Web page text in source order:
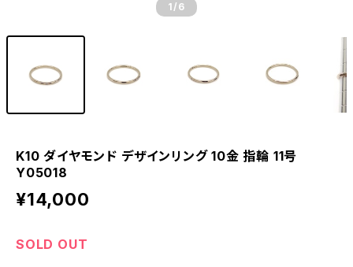
1 /6
K10 ダイヤモンド デザインリング 10金 指輪 11号
Y05018
¥14,000
SOLD OUT